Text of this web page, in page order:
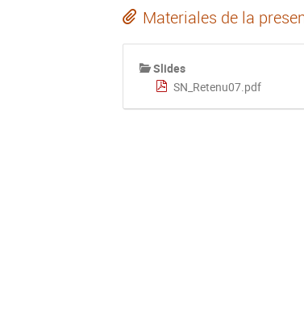
Materiales de la
Slides
SN_Retenu07.pdf